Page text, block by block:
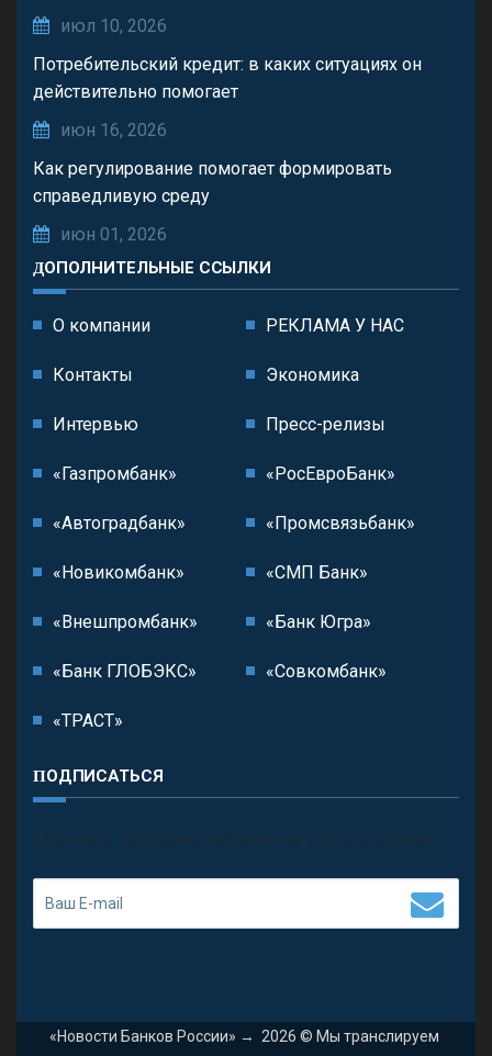
июл 10, 2026
Потребительский кредит: в каких ситуациях он
действительно помогает
июн 16, 2026
Как регулирование помогает формировать
справедливую среду
июн 01, 2026
ДОПОЛНИТЕЛЬНЫЕ ССЫЛКИ
О компании РЕКЛАМА У НАС
Контакты Экономика
Интервью Пресс-релизы
«Газпромбанк» «РосЕвроБанк»
«Автоградбанк» «Промсвязьбанк»
«Новикомбанк» «СМП Банк»
«Внешпромбанк» «Банк Югра»
«Банк ГЛОБЭКС» «Совкомбанк»
«ТРАСТ»
ПОДПИСАТЬСЯ
П олучить последние обновления и предложения.
«Новости Банков России» → 2026 © Мы транслируем